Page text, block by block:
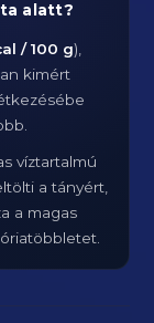
alatt?
/ 100 g),
kimért
víztartalmú
a tányért,
a magas